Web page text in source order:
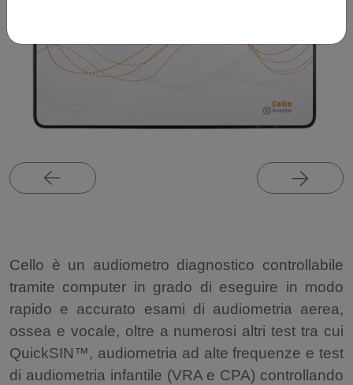
Cello è un audiometro diagnostico controllabile
tramite computer in grado di eseguire in modo
rapido e accurato esami di audiometria aerea,
ossea e vocale, oltre a numerosi altri test tra cui
QuickSIN™, audiometria ad alte frequenze e test
di audiometria infantile (VRA e CPA) controllando